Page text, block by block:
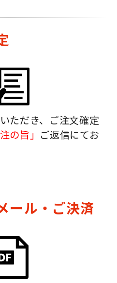
ただき、ご注文確定
の旨」 ご返信にてお
ール・ご決済